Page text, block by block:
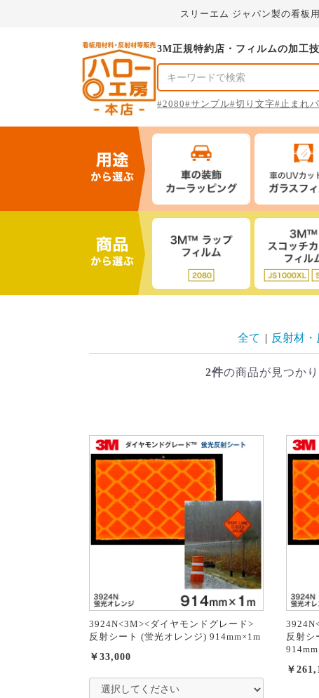
スリーエム ジャパン製の看板
3M正規特約店・フィルムの加工
#2080#サンプル#切り文字#止まれ
全て | 反射材
2件の商品が見つか
3924N<3M><ダイヤモンドグレード>
反射シート (蛍光オレンジ) 914mm×1m
￥33,000
反射シ
￥